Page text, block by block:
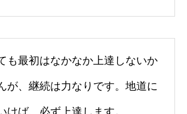
も最初はなかなか上達しないか
が、継続は力なりです。地道に